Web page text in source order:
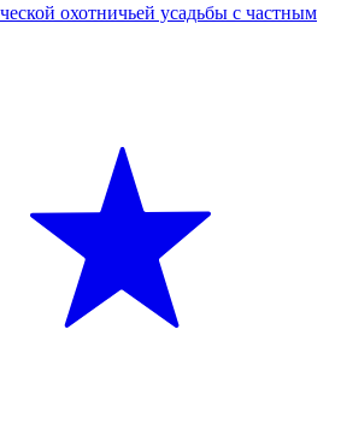
охотничьей усадьбы с частным